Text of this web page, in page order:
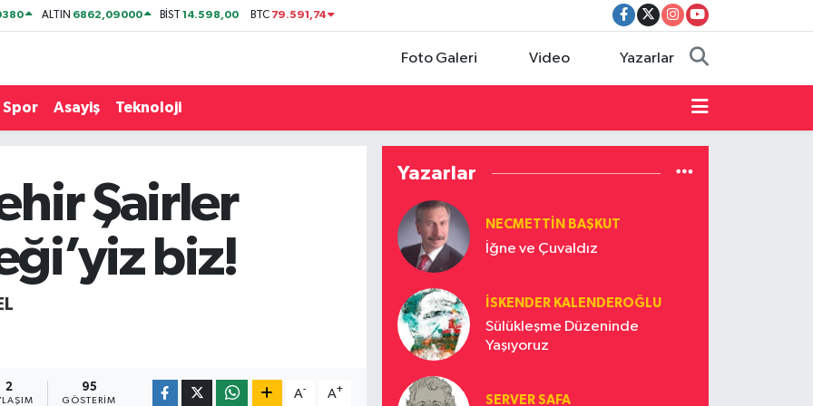
ALTIN 6862,09000 BİST14.598,00 BTC 79.591,74
Foto Galeri Video Yazarlar
Spor Asayiş Teknoloji
Şairler
biz!
2 95
GÖSTERIM
A- A+
Yazarlar
NECMETTIN BAŞKUT
İğne ve Çuvaldız
İSKENDER KALENDEROĞLU
Sülükleşme Düzeninde
Yaşıyoruz
SERVER SAFA